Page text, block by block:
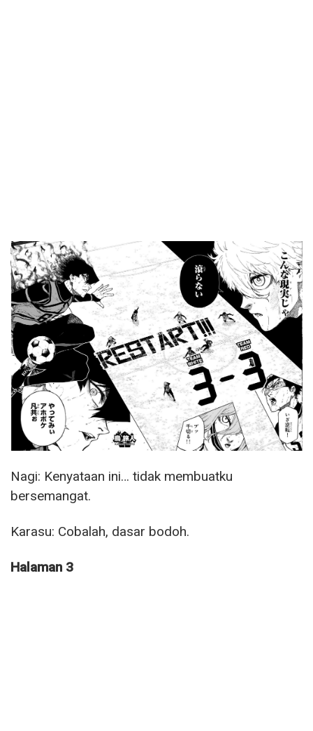
Nagi: Kenyataan ini… tidak membuatku
bersemangat.
Karasu: Cobalah, dasar bodoh.
Halaman 3